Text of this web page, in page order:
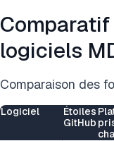
logiciels
Comparaison des
Logiciel
Étoiles
GitHub